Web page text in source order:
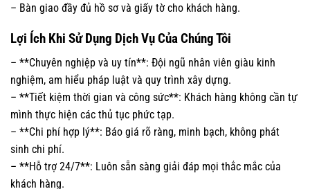
– Bàn giao đầy đủ hồ sơ và giấy tờ cho khách hàng.
Lợi Ích Khi Sử Dụng Dịch Vụ Của Chúng Tôi
– **Chuyên nghiệp và uy tín**: Đội ngũ nhân viên giàu kinh
nghiệm, am hiểu pháp luật và quy trình xây dựng.
– **Tiết kiệm thời gian và công sức**: Khách hàng không cần tự
mình thực hiện các thủ tục phức tạp.
– **Chi phí hợp lý**: Báo giá rõ ràng, minh bạch, không phát
sinh chi phí.
– **Hỗ trợ 24/7**: Luôn sẵn sàng giải đáp mọi thắc mắc của
khách hàng.